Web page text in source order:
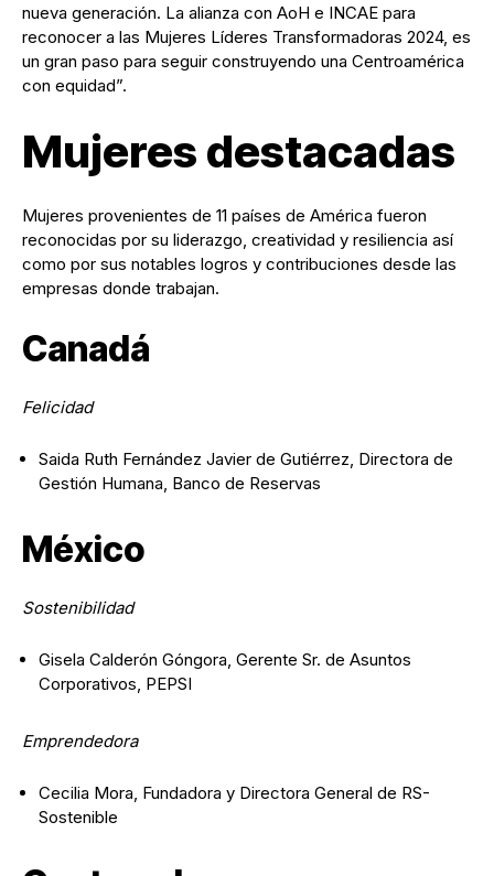
nueva generación. La alianza con AoH e INCAE para
reconocer a las Mujeres Líderes Transformadoras 2024, es
un gran paso para seguir construyendo una Centroamérica
con equidad”.
Mujeres destacadas
Mujeres provenientes de 11 países de América fueron
reconocidas por su liderazgo, creatividad y resiliencia así
como por sus notables logros y contribuciones desde las
empresas donde trabajan.
Canadá
Felicidad
Saida Ruth Fernández Javier de Gutiérrez, Directora de
Gestión Humana, Banco de Reservas
México
Sostenibilidad
Gisela Calderón Góngora, Gerente Sr. de Asuntos
Corporativos, PEPSI
Emprendedora
Cecilia Mora, Fundadora y Directora General de RS-
Sostenible